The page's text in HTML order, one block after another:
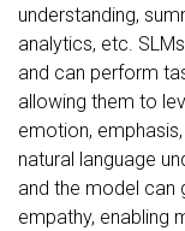
understanding,
analytics, etc.
and can perform
allowing them to
emotion,
natural language
and the model can
empathy, enabling